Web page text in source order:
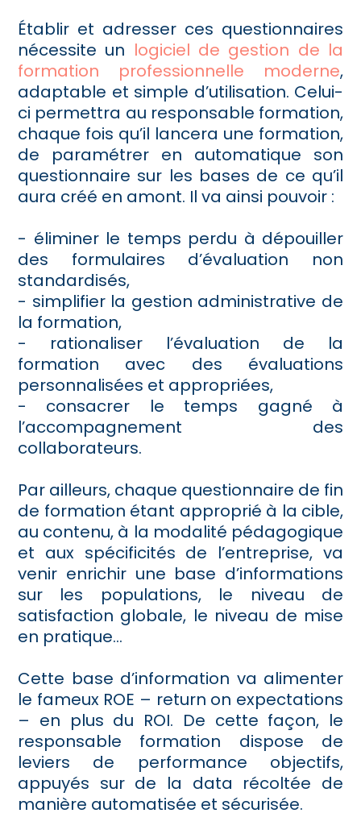
Établir et adresser ces questionnaires
nécessite un logiciel de gestion de la
formation professionnelle moderne,
adaptable et simple d’utilisation. Celui-
ci permettra au responsable formation,
chaque fois qu’il lancera une formation,
de paramétrer en automatique son
questionnaire sur les bases de ce qu’il
aura créé en amont. Il va ainsi pouvoir :
- éliminer le temps perdu à dépouiller
des formulaires d’évaluation non
standardisés,
- simplifier la gestion administrative de
la formation,
- rationaliser l’évaluation de la
formation avec des évaluations
personnalisées et appropriées,
- consacrer le temps gagné à
l’accompagnement des
collaborateurs.
Par ailleurs, chaque questionnaire de fin
de formation étant approprié à la cible,
au contenu, à la modalité pédagogique
et aux spécificités de l’entreprise, va
venir enrichir une base d’informations
sur les populations, le niveau de
satisfaction globale, le niveau de mise
en pratique…
Cette base d’information va alimenter
le fameux ROE – return on expectations
– en plus du ROI. De cette façon, le
responsable formation dispose de
leviers de performance objectifs,
appuyés sur de la data récoltée de
manière automatisée et sécurisée.